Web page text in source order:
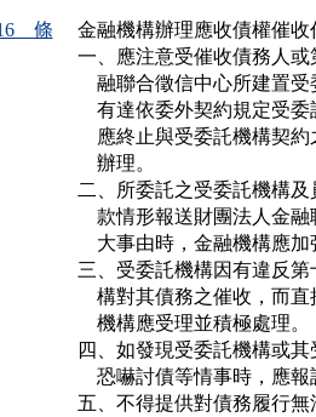
條
金融機構辦理應收債權催
一、應注意受催收債務人
融聯合徵信中心所建置
有達依委外契約規定受
應終止與受委託機構契
    辦理。
二、所委託之受委託機構
款情形報送財團法人金
大事由時，金融機構應
三、受委託機構因有違反
構對其債務之催收，而
    機構應受理並積極處理。
四、如發現受委託機構或
恐嚇討債等情事時，應
五、不得提供對債務履行